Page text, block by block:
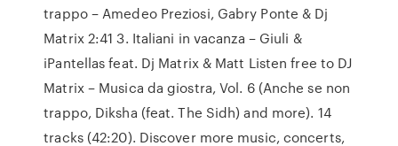
trappo – Amedeo Preziosi, Gabry Ponte & Dj
Matrix 2:41 3. Italiani in vacanza – Giuli &
iPantellas feat. Dj Matrix & Matt Listen free to DJ
Matrix – Musica da giostra, Vol. 6 (Anche se non
trappo, Diksha (feat. The Sidh) and more). 14
tracks (42:20). Discover more music, concerts,